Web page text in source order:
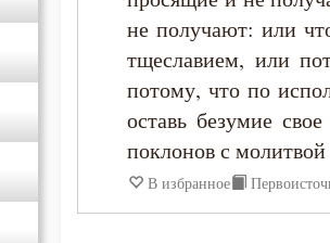
не получают: или
тщеславием, или
потому, что по
оставь безумие
поклонов с
В избранное